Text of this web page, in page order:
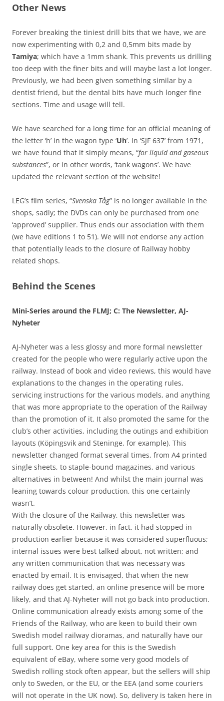
Other News
Forever breaking the tiniest drill bits that we have, we are
now experimenting with 0,2 and 0,5mm bits made by
Tamiya; which have a 1mm shank. This prevents us drilling
too deep with the finer bits and will maybe last a lot longer.
Previously, we had been given something similar by a
dentist friend, but the dental bits have much longer fine
sections. Time and usage will tell.
We have searched for a long time for an official meaning of
the letter ‘h’ in the wagon type ‘Uh’. In ‘SJF 637’ from 1971,
we have found that it simply means, “for liquid and gaseous
substances”, or in other words, ‘tank wagons’. We have
updated the relevant section of the website!
LEG’s film series, “Svenska Tåg” is no longer available in the
shops, sadly; the DVDs can only be purchased from one
‘approved’ supplier. Thus ends our association with them
(we have editions 1 to 51). We will not endorse any action
that potentially leads to the closure of Railway hobby
related shops.
Behind the Scenes
Mini-Series around the FLMJ; C: The Newsletter, AJ-
Nyheter
AJ-Nyheter was a less glossy and more formal newsletter
created for the people who were regularly active upon the
railway. Instead of book and video reviews, this would have
explanations to the changes in the operating rules,
servicing instructions for the various models, and anything
that was more appropriate to the operation of the Railway
than the promotion of it. It also promoted the same for the
club’s other activities, including the outings and exhibition
layouts (Köpingsvik and Steninge, for example). This
newsletter changed format several times, from A4 printed
single sheets, to staple-bound magazines, and various
alternatives in between! And whilst the main journal was
leaning towards colour production, this one certainly
wasn’t.
With the closure of the Railway, this newsletter was
naturally obsolete. However, in fact, it had stopped in
production earlier because it was considered superfluous;
internal issues were best talked about, not written; and
any written communication that was necessary was
enacted by email. It is envisaged, that when the new
railway does get started, an online presence will be more
likely, and that AJ-Nyheter will not go back into production.
Online communication already exists among some of the
Friends of the Railway, who are keen to build their own
Swedish model railway dioramas, and naturally have our
full support. One key area for this is the Swedish
equivalent of eBay, where some very good models of
Swedish rolling stock often appear, but the sellers will ship
only to Sweden, or the EU, or the EEA (and some couriers
will not operate in the UK now). So, delivery is taken here in